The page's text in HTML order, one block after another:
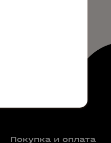
Покупка и оплата